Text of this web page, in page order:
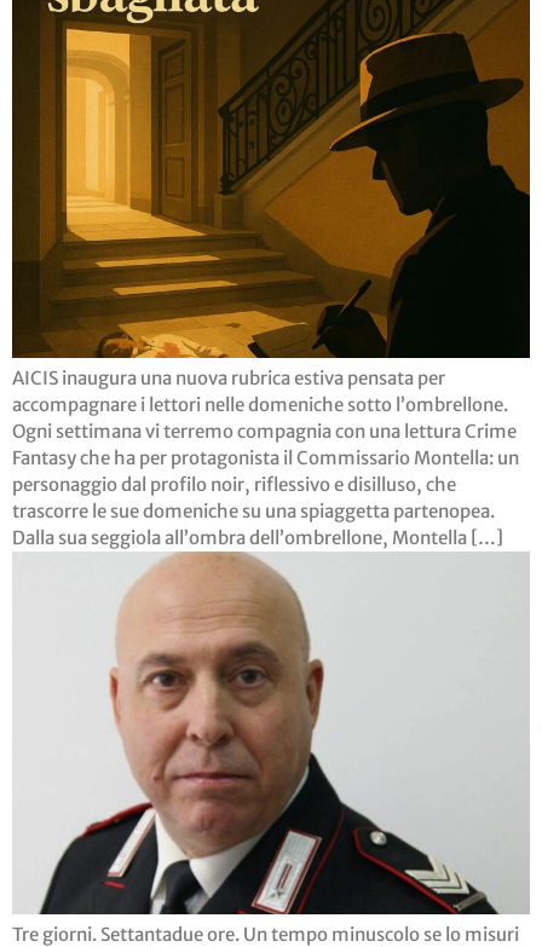
AICIS inaugura una nuova rubrica estiva pensata per
accompagnare i lettori nelle domeniche sotto l’ombrellone.
Ogni settimana vi terremo compagnia con una lettura Crime
Fantasy che ha per protagonista il Commissario Montella: un
personaggio dal profilo noir, riflessivo e disilluso, che
trascorre le sue domeniche su una spiaggetta partenopea.
Dalla sua seggiola all’ombra dell’ombrellone, Montella […]
Tre giorni. Settantadue ore. Un tempo minuscolo se lo misuri